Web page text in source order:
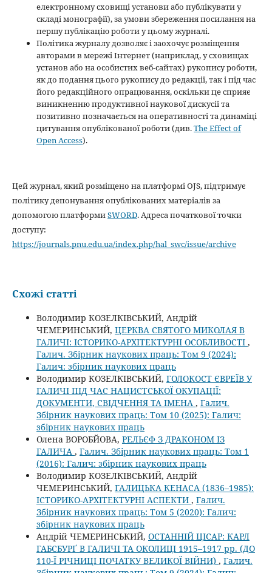
електронному сховищі установи або публікувати у
складі монографії), за умови збереження посилання на
першу публікацію роботи у цьому журналі.
Політика журналу дозволяє і заохочує розміщення
авторами в мережі Інтернет (наприклад, у сховищах
установ або на особистих веб-сайтах) рукопису роботи,
як до подання цього рукопису до редакції, так і під час
його редакційного опрацювання, оскільки це сприяє
виникненню продуктивної наукової дискусії та
позитивно позначається на оперативності та динаміці
цитування опублікованої роботи (див.The Effect of
Open Access).
Цей журнал, який розміщено на платформі OJS, підтримує
політику депонування опублікованих матеріалів за
допомогою платформиSWORD. Адреса початкової точки
доступу:
https://journals.pnu.edu.ua/index.php/hal_swc/issue/archive
Схожі статті
Володимир КОЗЕЛКІВСЬКИЙ, Андрій
ЧЕМЕРИНСЬКИЙ, ЦЕРКВА СВЯТОГО МИКОЛАЯ В
ГАЛИЧІ: ІСТОРИКО-АРХІТЕКТУРНІ ОСОБЛИВОСТІ ,
Галич. Збірник наукових праць: Том 9 (2024):
Галич: збірник наукових праць
Володимир КОЗЕЛКІВСЬКИЙ, ГОЛОКОСТ ЄВРЕЇВ У
ГАЛИЧІ ПІД ЧАС НАЦИСТСЬКОЇ ОКУПАЦІЇ:
ДОКУМЕНТИ, СВІДЧЕННЯ ТА ІМЕНА , Галич.
Збірник наукових праць: Том 10 (2025): Галич:
збірник наукових праць
Олена ВОРОБЙОВА, РЕЛЬЄФ З ДРАКОНОМ ІЗ
ГАЛИЧА , Галич. Збірник наукових праць: Том 1
(2016): Галич: збірник наукових праць
Володимир КОЗЕЛКІВСЬКИЙ, Андрій
ЧЕМЕРИНСЬКИЙ, ГАЛИЦЬКА КЕНАСА (1836–1985):
ІСТОРИКО-АРХІТЕКТУРНІ АСПЕКТИ , Галич.
Збірник наукових праць: Том 5 (2020): Галич:
збірник наукових праць
Андрій ЧЕМЕРИНСЬКИЙ, ОСТАННІЙ ЦІСАР: КАРЛ
ГАБСБУРҐ В ГАЛИЧІ ТА ОКОЛИЦІ 1915–1917 рр. (ДО
110-Ї РІЧНИЦІ ПОЧАТКУ ВЕЛИКОЇ ВІЙНИ) , Галич.